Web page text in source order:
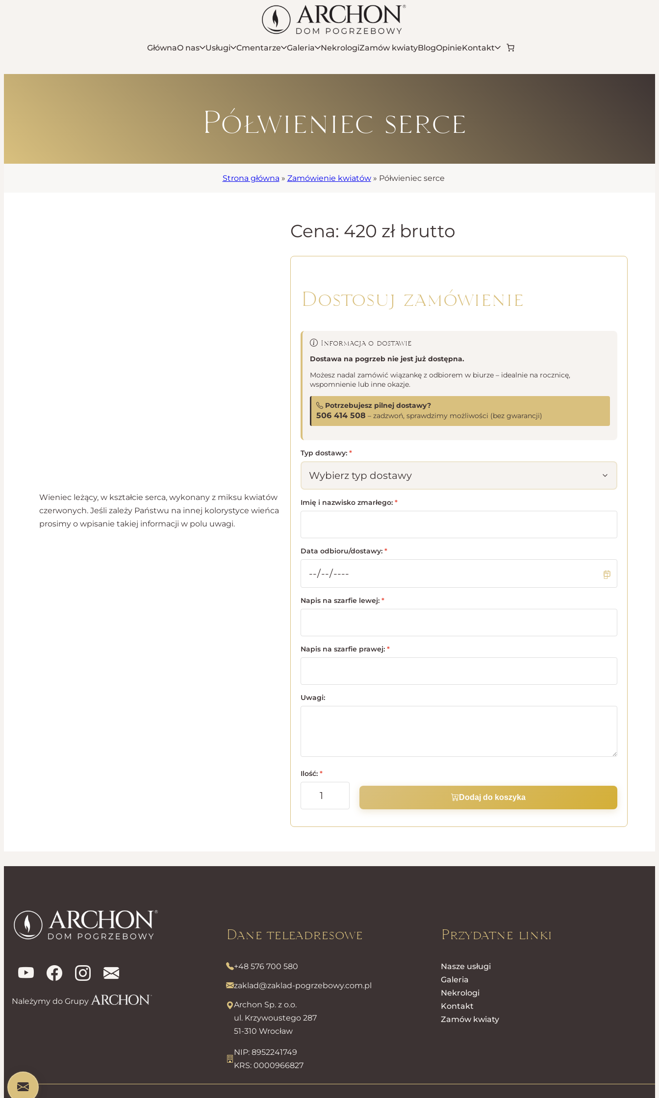
GłównaO nas Usługi Cmentarze Galeria NekrologiZamów kwiatyBlogOpinieKontakt
Półwieniec serce
Strona główna » Zamówienie kwiatów» Półwieniec serce
Wieniec leżący, w kształcie serca, wykonany z miksu kwiatów
czerwonych. Jeśli zależy Państwu na innej kolorystyce wieńca
prosimy o wpisanie takiej informacji w polu uwagi.
Cena: 420 zł brutto
Dostosuj zamówienie
Informacja o dostawie
Dostawa na pogrzeb nie jest już dostępna.
Możesz nadal zamówić wiązankę z odbiorem w biurze – idealnie na rocznicę,
wspomnienie lub inne okazje.
Potrzebujesz pilnej dostawy?
506 414 508 – zadzwoń, sprawdzimy możliwości (bez gwarancji)
Typ dostawy: *
Imię i nazwisko zmarłego: *
Data odbioru/dostawy: *
Napis na szarfie lewej: *
Napis na szarfie prawej: *
Uwagi:
Ilość: *
Dodaj do koszyka
Należymy do Grupy
Dane teleadresowe
+48 576 700 580
zaklad@zaklad-pogrzebowy.com.pl
Archon Sp. z o.o.
ul. Krzywoustego 287
51-310 Wrocław
NIP: 8952241749
KRS: 0000966827
Przydatne linki
Nasze usługi
Galeria
Nekrologi
Kontakt
Zamów kwiaty